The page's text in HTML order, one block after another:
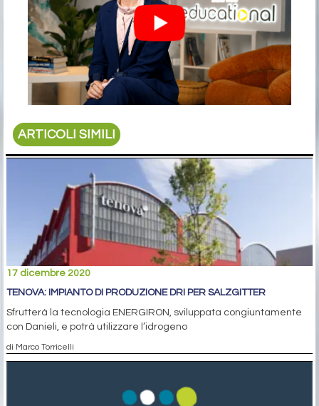
ARTICOLI SIMILI
17 dicembre 2020
TENOVA: IMPIANTO DI PRODUZIONE DRI PER SALZGITTER
Sfrutterà la tecnologia ENERGIRON, sviluppata congiuntamente
con Danieli, e potrà utilizzare l’idrogeno
di Marco Torricelli